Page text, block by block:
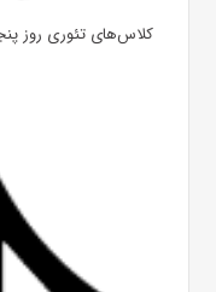
کلاس‌های تئوری روز